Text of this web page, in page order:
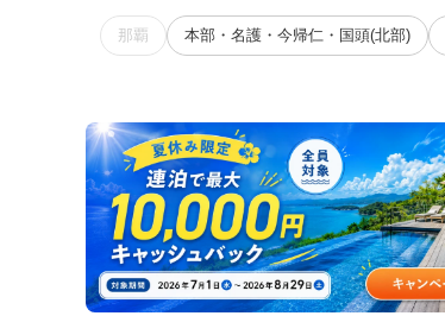
那覇 本部・名護・今帰仁・国頭(北部)